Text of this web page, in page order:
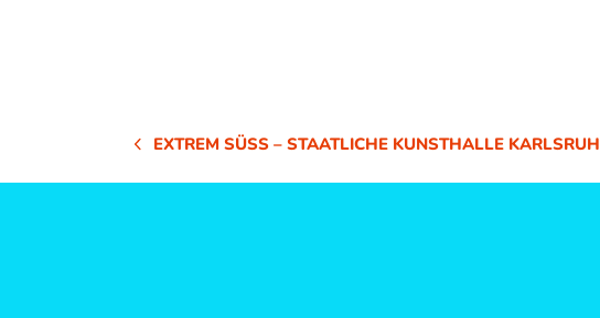
VORHERIGER
BEITRAG:
EXTREM SÜSS – STAATLICHE KUNSTHALLE KARLSRUHE